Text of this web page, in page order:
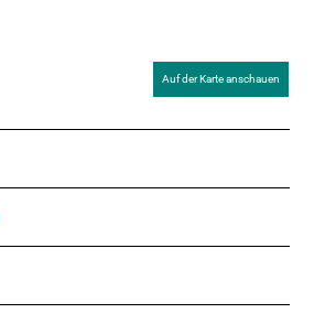
Auf der Karte anschauen